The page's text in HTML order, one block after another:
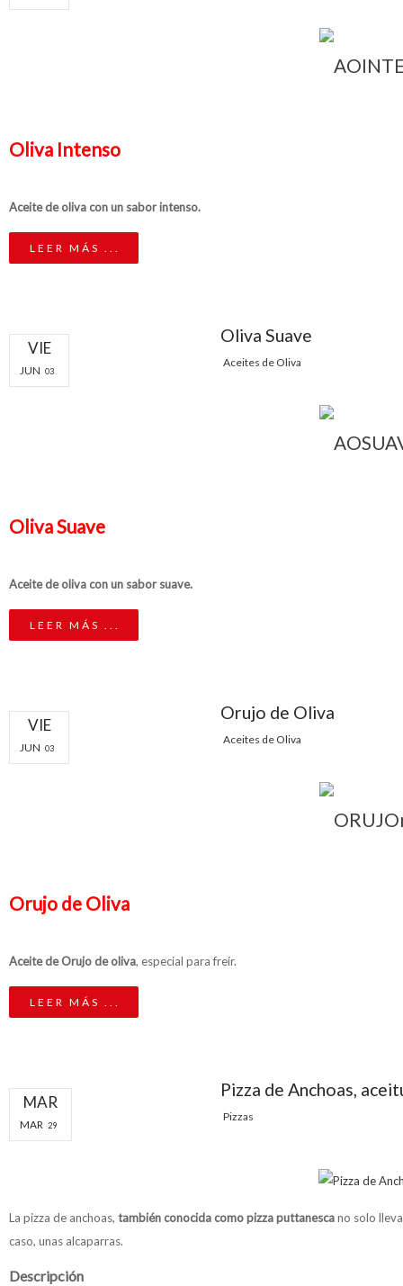
Oliva Intenso
Aceite de oliva con un sabor intenso.
LEER MÁS ...
VIE
JUN 03
Oliva Suave
Aceites de Oliva
Oliva Suave
Aceite de oliva con un sabor suave.
LEER MÁS ...
VIE
JUN 03
Orujo de Oliva
Aceites de Oliva
Orujo de Oliva
Aceite de Orujo de oliva, especial para freír.
LEER MÁS ...
MAR
MAR 29
Pizza de Anchoas,
Pizzas
La pizza de anchoas, también conocida como pizza puttanescano solo
caso, unas alcaparras.
Descripción